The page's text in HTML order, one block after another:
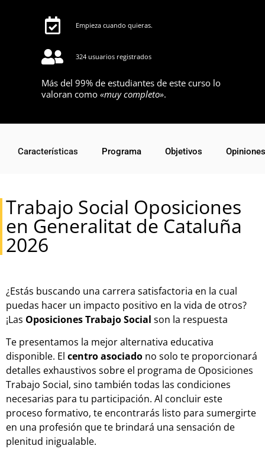
Empieza cuando quieras.
324 usuarios registrados
Más del 99% de estudiantes de este curso lo
valoran como «muy completo».
Características Programa Objetivos Opiniones
Trabajo Social Oposiciones
en Generalitat de Cataluña
2026
¿Estás buscando una carrera satisfactoria en la cual
puedas hacer un impacto positivo en la vida de otros?
¡Las Oposiciones Trabajo Social son la respuesta
Te presentamos la mejor alternativa educativa
disponible. El centro asociado no solo te proporcionará
detalles exhaustivos sobre el programa de Oposiciones
Trabajo Social, sino también todas las condiciones
necesarias para tu participación. Al concluir este
proceso formativo, te encontrarás listo para sumergirte
en una profesión que te brindará una sensación de
plenitud inigualable.